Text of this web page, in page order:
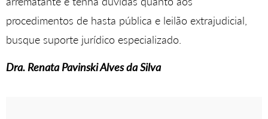
procedimentos de hasta pública e leilão extrajudicial,
busque suporte jurídico especializado.
Dra. Renata Pavinski Alves da Silva